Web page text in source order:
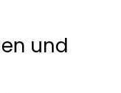
und